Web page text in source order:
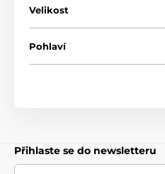
Velikost
Pohlaví
Přihlaste se do newsletteru